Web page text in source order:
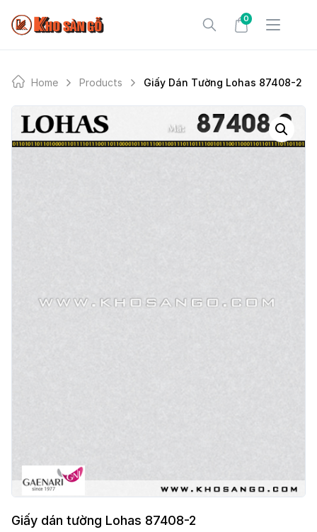
0
Home Products Giấy Dán Tường Lohas 87408-2
Giấy dán tường Lohas 87408-2